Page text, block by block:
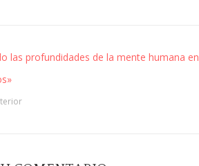
las profundidades de la mente humana en